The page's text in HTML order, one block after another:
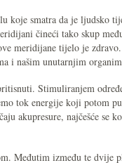
koje smatra da je ljudsko
čineći tako skup
meridijane tijelo je
i našim unutarnjim
Stimuliranjem
tok energije koji potom
akupresure, najčešće se
Međutim između te dvije